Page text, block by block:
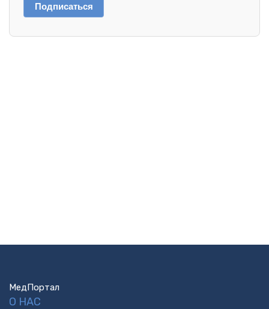
Подписаться
МедПортал
О НАС